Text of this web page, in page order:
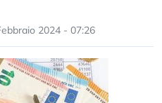
2024 - 07:26